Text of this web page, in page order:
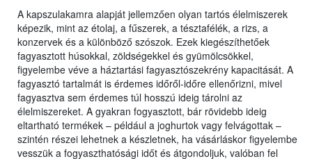
A kapszulakamra alapját jellemzően olyan tartós élelmiszerek
képezik, mint az étolaj, a fűszerek, a tésztafélék, a rizs, a
konzervek és a különböző szószok. Ezek kiegészíthetőek
fagyasztott húsokkal, zöldségekkel és gyümölcsökkel,
figyelembe véve a háztartási fagyasztószekrény kapacitását. A
fagyasztó tartalmát is érdemes időről-időre ellenőrizni, mivel
fagyasztva sem érdemes túl hosszú ideig tárolni az
élelmiszereket. A gyakran fogyasztott, bár rövidebb ideig
eltartható termékek – például a joghurtok vagy felvágottak –
szintén részei lehetnek a készletnek, ha vásárláskor figyelembe
vesszük a fogyaszthatósági időt és átgondoljuk, valóban fel